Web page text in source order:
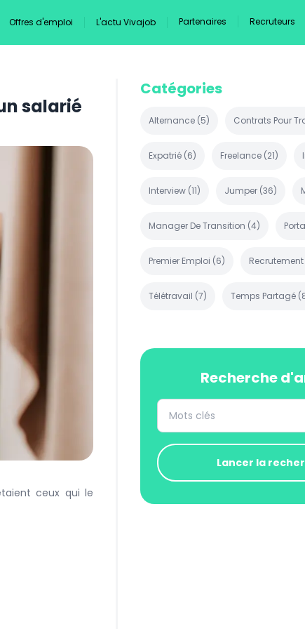
Offres d'emploi L'actu Vivajob Partenaires Recruteurs
salarié
ceux qui le
Catégories
Alternance (5) Contrats Pour
Expatrié (6) Freelance (21)
Interview (11) Jumper (36)
Manager De Transition (4)
Premier Emploi (6) Recrutement
Télétravail (7) Temps Partagé (
Recherche
Lancer la